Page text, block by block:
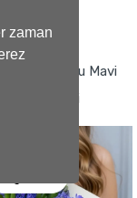
zaman
GÖNDER
Kokulu Mavi
Sümbül Buketi